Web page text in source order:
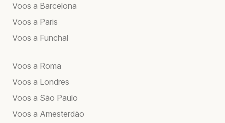
Voos a Barcelona
Voos a Paris
Voos a Funchal
Voos a Roma
Voos a Londres
Voos a São Paulo
Voos a Amesterdão